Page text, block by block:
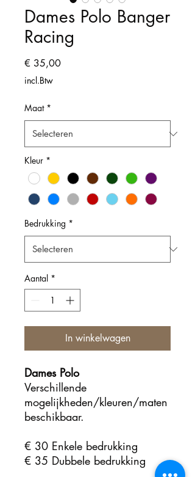
Dames Polo Banger
Racing
€ 35,00Prijs
incl.Btw
Maat *
Kleur *
Bedrukking *
Aantal *
In winkelwagen
Dames Polo
Verschillende
mogelijkheden/kleuren/maten
beschikbaar.
€ 30 Enkele bedrukking
€ 35 Dubbele bedrukking